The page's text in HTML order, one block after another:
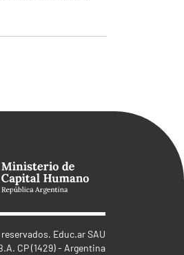
Educ.ar SAU
CP (1429) - Argentina